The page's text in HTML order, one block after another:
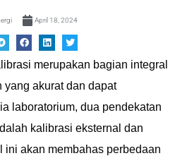
April 18, 2024
merupakan bagian integral
yang akurat dan dapat
laboratorium, dua pendekatan
kalibrasi eksternal dan
ini akan membahas perbedaan